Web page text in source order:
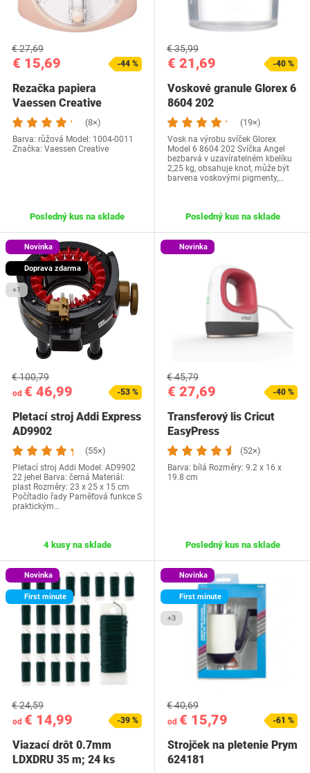
€ 15,69
€ 27,69
-44 %
Rezačka papiera
Vaessen Creative
kruhová
(8×)
Barva: růžová Model: 1004-0011
Značka: Vaessen Creative
Posledný kus na sklade
€ 21,69
€ 35,99
-40 %
Voskové granule Glorex 6
8604 202
(19×)
Vosk na výrobu svíček Glorex
Model 6 8604 202 Svíčka Angel
bezbarvá v uzavíratelném kbelíku
2,25 kg, obsahuje knot, může být
barvena voskovými pigmenty,…
Posledný kus na sklade
Novinka
Doprava zdarma
+1
od € 46,99
€ 100,79
-53 %
Pletací stroj Addi Express
AD9902
(55×)
Pletací stroj Addi Model: AD9902
22 jehel Barva: černá Materiál:
plast Rozměry: 23 x 25 x 15 cm
Počítadlo řady Paměťová funkce S
praktickým…
4 kusy na sklade
Novinka
€ 27,69
€ 45,79
-40 %
Transferový lis Cricut
EasyPress
(52×)
Barva: bílá Rozměry: 9.2 x 16 x
19.8 cm
Posledný kus na sklade
Novinka
First minute
od € 14,99
€ 24,59
-39 %
Viazací drôt 0.7mm
LDXDRU 35 m; 24 ks
Novinka
First minute
+3
od € 15,79
€ 40,69
-61 %
Strojček na pletenie Prym
624181